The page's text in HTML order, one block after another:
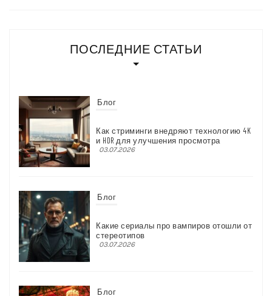
ПОСЛЕДНИЕ СТАТЬИ
Блог
Как стриминги внедряют технологию 4K
и HDR для улучшения просмотра
03.07.2026
Блог
Какие сериалы про вампиров отошли от
стереотипов
03.07.2026
Блог